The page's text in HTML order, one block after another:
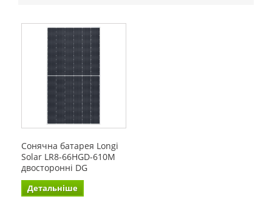
Сонячна батарея Longi
Solar LR8-66HGD-610M
двосторонні DG
Детальніше